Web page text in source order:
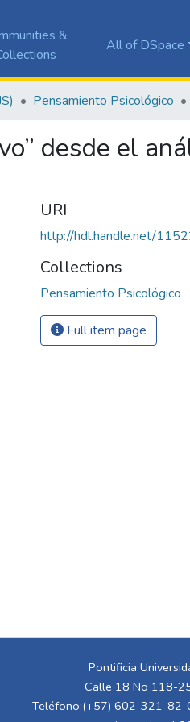
&
All of DSpace
Pensamiento Psicológico
desde el
URI
http://hdl.handle.net/
Collections
Pensamiento Psicológico
Full item page
Pontificia
Calle 18 No 118-
Teléfono:(+57) 602-321-